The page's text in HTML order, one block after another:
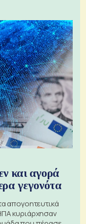
και αγορά
γεγονότα
απογοητευτικά
κυριάρχησαν